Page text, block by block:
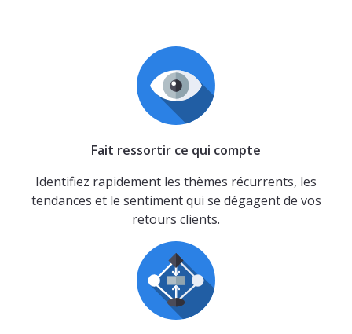
Fait ressortir ce qui compte
Identifiez rapidement les thèmes récurrents, les
tendances et le sentiment qui se dégagent de vos
retours clients.